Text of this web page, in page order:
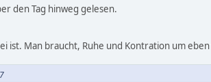
den Tag hinweg gelesen.
ist. Man braucht, Ruhe und Kontration um